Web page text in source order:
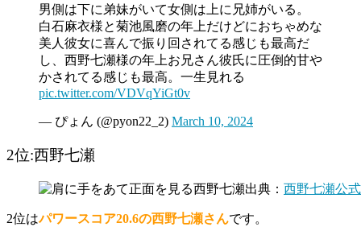
男側は下に弟妹がいて女側は上に兄姉がいる。
白石麻衣様と菊池風磨の年上だけどにおちゃめな
美人彼女に喜んで振り回されてる感じも最高だ
し、西野七瀬様の年上お兄さん彼氏に圧倒的甘や
かされてる感じも最高。一生見れる
pic.twitter.com/VDVqYiGt0v
— ぴょん (@pyon22_2) March 10, 2024
2位:西野七瀬
出典： 西野七瀬公
2位はパワースコア20.6の西野七瀬さんです。